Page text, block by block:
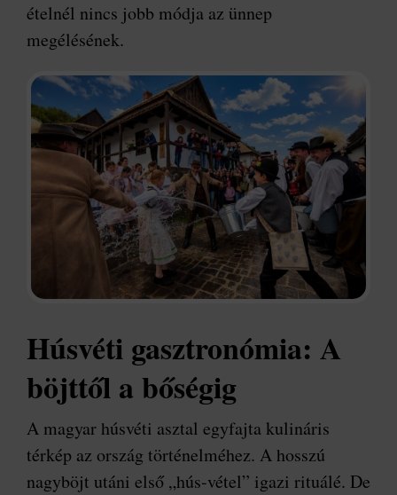
ételnél nincs jobb módja az ünnep
megélésének.
Húsvéti gasztronómia: A
böjttől a bőségig
A magyar húsvéti asztal egyfajta kulináris
térkép az ország történelméhez. A hosszú
nagyböjt utáni első „hús-vétel” igazi rituálé. De